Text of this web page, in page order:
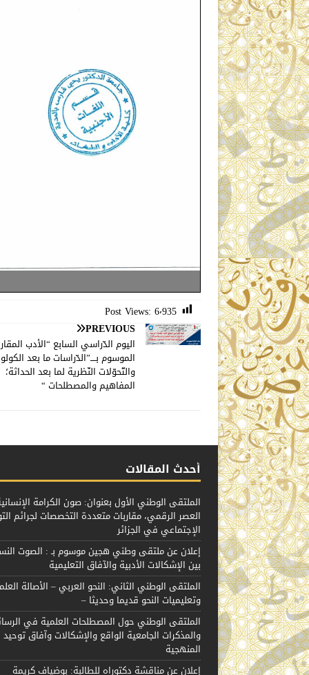
Post Views: 6٬935
PREVIOUS
اليوم الدّراسي السابع “الأدب
الموسوم بــــ”الدّراسات ما بعد
والتّحوّلات النّظرية لما بعد الحداثة؛
المفاهيم والمصطلحات “
أحدث المقالات
الملتقى الوطني الأول بعنوان: صون الكرامة
العصر الرقمي، مقاربات متعددة التخصصات لجرائم
الإجتماعي في الجزائر
إعلان عن ملتقى وطني هجين موسوم بـ : الصوت
بين الإشكالات الأدبية والآفاق التعليمية
الملتقى الوطني الثاني: النحو العربي – الأصالة
وتعليميات النحو قديما وحديثا –
الملتقى الوطني حول المصطلحات العلمية في
والمذكرات الجامعية الواقع والإشكالات وآفاق توحيد
المنهجية
إعلان عن مناقشة دكتوراه للطالبة: بوضياف كريمة